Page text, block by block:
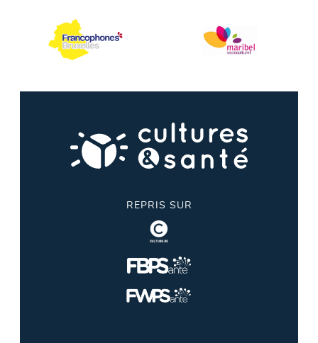
REPRIS SUR